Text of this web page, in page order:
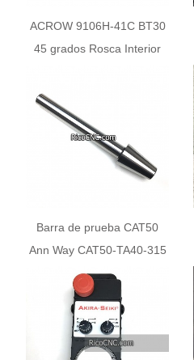
ACROW 9106H-41C BT30
45 grados Rosca Interior
Barra de prueba CAT50
Ann Way CAT50-TA40-315
para husillo CNC